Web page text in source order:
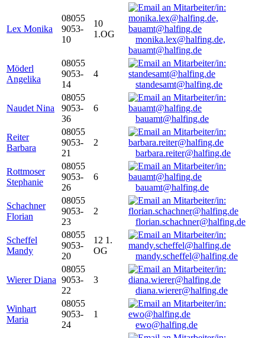
Lex Monika
08055
9053-
10
10
1.OG
monika.lex@halfing.de,
bauamt@halfing.de
Möderl
Angelika
08055
9053-
14
4
standesamt@halfing.de
Naudet Nina
08055
9053-
36
6
bauamt@halfing.de
Reiter
Barbara
08055
9053-
21
2
barbara.reiter@halfing.de
Rottmoser
Stephanie
08055
9053-
26
6
bauamt@halfing.de
Schachner
Florian
08055
9053-
23
2
florian.schachner@halfing.de
Scheffel
Mandy
08055
9053-
20
12 1.
OG
mandy.scheffel@halfing.de
Wierer Diana
08055
9053-
22
3
diana.wierer@halfing.de
Winhart
Maria
08055
9053-
24
1
ewo@halfing.de